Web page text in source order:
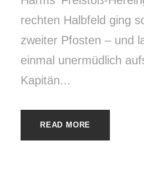
rechten Halbfeld ging
zweiter Pfosten – und
einmal unermüdlich
Kapitän...
READ MORE